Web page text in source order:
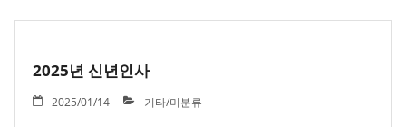
2025년 신년인사
2025/01/14 기타/미분류